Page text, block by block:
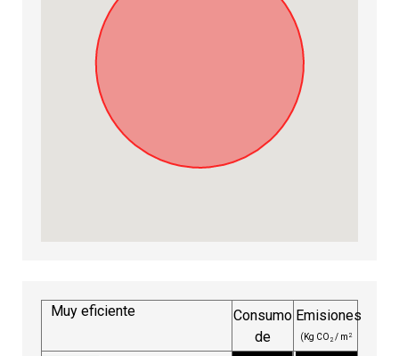
Muy eficiente
Consumo
de
Emisiones
(Kg CO 2/ m 2